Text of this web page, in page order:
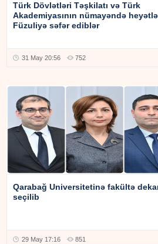
Türk Dövlətləri Təşkilatı və Türk
Akademiyasının nümayəndə
Füzuliyə səfər ediblər
31 May 20:56 752
Qarabağ Universitetinə fakültə
seçilib
29 May 17:16 851